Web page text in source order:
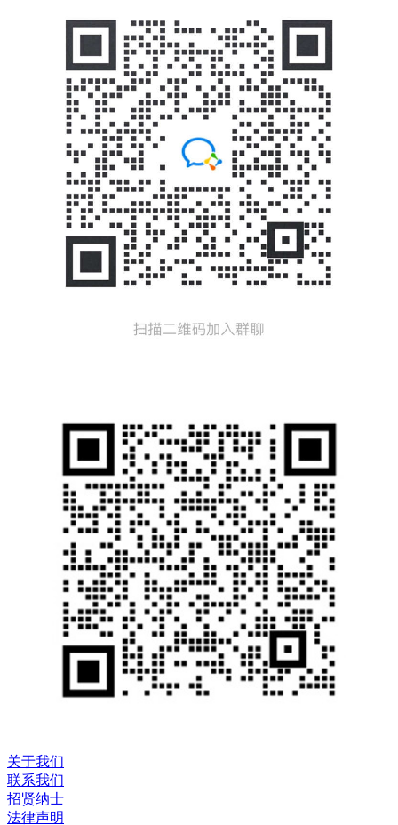
关于我们
联系我们
招贤纳士
法律声明